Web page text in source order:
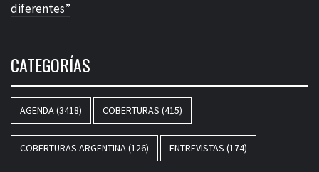
diferentes”
CATEGORÍAS
AGENDA(3418) COBERTURAS (415)
COBERTURAS ARGENTINA(126) ENTREVISTAS (174)